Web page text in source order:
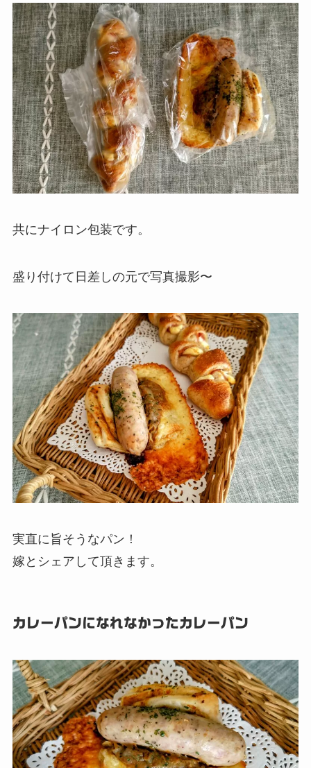
共にナイロン包装です。
盛り付けて日差しの元で写真撮影〜
実直に旨そうなパン！
嫁とシェアして頂きます。
カレーパンになれなかったカレーパン